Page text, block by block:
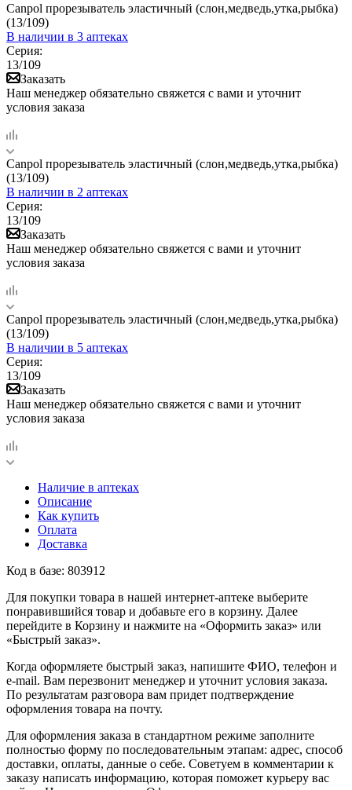
Canpol прорезыватель эластичный (слон,медведь,утка,рыбка)
(13/109)
В наличии в 3 аптеках
Серия:
13/109
Заказать
Наш менеджер обязательно свяжется с вами и уточнит
условия заказа
Canpol прорезыватель эластичный (слон,медведь,утка,рыбка)
(13/109)
В наличии в 2 аптеках
Серия:
13/109
Заказать
Наш менеджер обязательно свяжется с вами и уточнит
условия заказа
Canpol прорезыватель эластичный (слон,медведь,утка,рыбка)
(13/109)
В наличии в 5 аптеках
Серия:
13/109
Заказать
Наш менеджер обязательно свяжется с вами и уточнит
условия заказа
Наличие в аптеках
Описание
Как купить
Оплата
Доставка
Код в базе: 803912
Для покупки товара в нашей интернет-аптеке выберите
понравившийся товар и добавьте его в корзину. Далее
перейдите в Корзину и нажмите на «Оформить заказ» или
«Быстрый заказ».
Когда оформляете быстрый заказ, напишите ФИО, телефон и
e-mail. Вам перезвонит менеджер и уточнит условия заказа.
По результатам разговора вам придет подтверждение
оформления товара на почту.
Для оформления заказа в стандартном режиме заполните
полностью форму по последовательным этапам: адрес, способ
доставки, оплаты, данные о себе. Советуем в комментарии к
заказу написать информацию, которая поможет курьеру вас